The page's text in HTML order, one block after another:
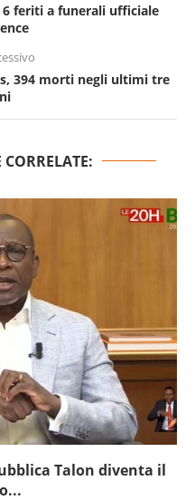
6 feriti a funerali ufficiale
394 morti negli ultimi tre
CORRELATE:
Talon diventa il